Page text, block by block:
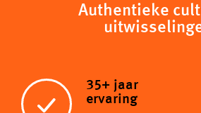
Authentieke
35+ jaar
ervaring